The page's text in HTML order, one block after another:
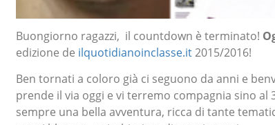
Buongiorno ragazzi, il countdown è terminato!
edizione de ilquotidianoinclasse.it2015/2016!
Ben tornati a coloro già ci seguono da anni e
prende il via oggi e vi terremo compagnia sino al
sempre una bella avventura, ricca di tante